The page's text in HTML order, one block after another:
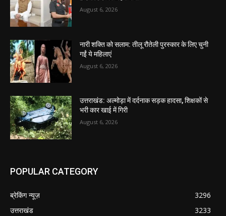
August 6, 2026
नारी शक्ति को सलाम: तीलू रौतेली पुरस्कार के लिए चुनी
गईं ये महिलाएं
August 6, 2026
उत्तराखंड: अल्मोड़ा में दर्दनाक सड़क हादसा, शिक्षकों से
भरी कार खाई में गिरी
August 6, 2026
POPULAR CATEGORY
ब्रेकिंग न्यूज़
3296
उत्तराखंड
3233